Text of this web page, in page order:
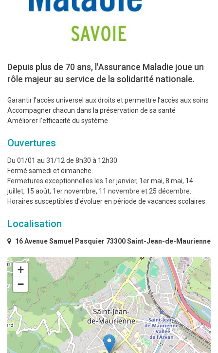
Depuis plus de 70 ans, l'Assurance Maladie joue un
rôle majeur au service de la solidarité nationale.
Garantir l’accès universel aux droits et permettre l’accès aux soins
Accompagner chacun dans la préservation de sa santé
Améliorer l’efficacité du système
Ouvertures
Du 01/01 au 31/12 de 8h30 à 12h30.
Fermé samedi et dimanche.
Fermetures exceptionnelles les 1er janvier, 1er mai, 8 mai, 14
juillet, 15 août, 1er novembre, 11 novembre et 25 décembre.
Horaires susceptibles d’évoluer en période de vacances scolaires.
Localisation
16 Avenue Samuel Pasquier 73300 Saint-Jean-de-Maurienne
+
−